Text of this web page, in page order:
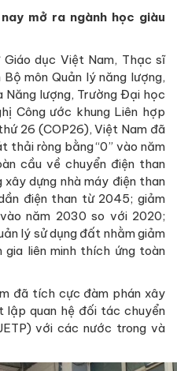
mở ra ngành học giàu
dục Việt Nam, Thạc sĩ
môn Quản lý năng lượng,
Năng lượng, Trường Đại học
Công ước khung Liên hợp
26 (COP26), Việt Nam đã
thải ròng bằng “0” vào năm
cầu về chuyển điện than
dựng nhà máy điện than
điện than từ 2045; giảm
năm 2030 so với 2020;
lý sử dụng đất nhằm giảm
liên minh thích ứng toàn
đã tích cực đàm phán xây
lập quan hệ đối tác chuyển
với các nước trong và